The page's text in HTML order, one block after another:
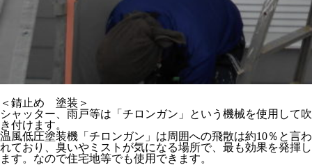
＜錆止め 塗装＞
シャッター、雨戸等は「チロンガン」という機械を使用して吹
き付けます。
温風低圧塗装機「チロンガン」は周囲への飛散は約10％と言わ
れており、臭いやミストが気になる場所で、最も効果を発揮し
ます。なので住宅地等でも使用できます。